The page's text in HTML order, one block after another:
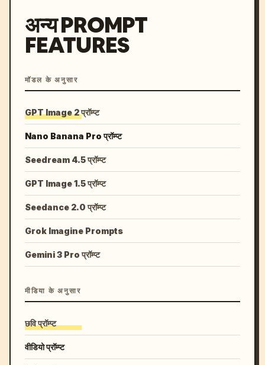
अन्य PROMPT
FEATURES
मॉडल के अनुसार
GPT Image 2 प्रॉम्प्ट
Nano Banana Pro प्रॉम्प्ट
Seedream 4.5 प्रॉम्प्ट
GPT Image 1.5 प्रॉम्प्ट
Seedance 2.0 प्रॉम्प्ट
Grok Imagine Prompts
Gemini 3 Pro प्रॉम्प्ट
मीडिया के अनुसार
छवि प्रॉम्प्ट
वीडियो प्रॉम्प्ट